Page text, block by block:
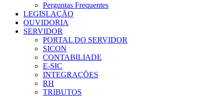
Perguntas Frequentes
LEGISLAÇÃO
OUVIDORIA
SERVIDOR
PORTAL DO SERVIDOR
SICON
CONTABILIADE
E-SIC
INTEGRAÇÕES
RH
TRIBUTOS